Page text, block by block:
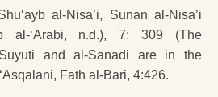
al-Nisa’i, Sunan al-Nisa’i
al-‘Arabi, n.d.), 7: 309 (The
and al-Sanadi are in the
Fath al-Bari, 4:426.